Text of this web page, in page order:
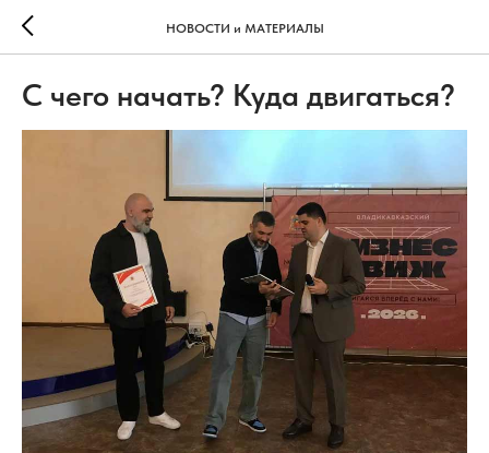
НОВОСТИ и МАТЕРИАЛЫ
С чего начать? Куда двигаться?